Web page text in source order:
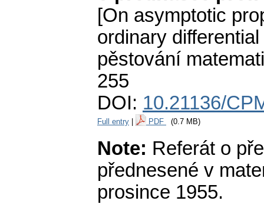
[On asymptotic
ordinary
pěstování
255
DOI: 10.21136/
Full entry PDF (0.7 MB)
Note: Referát o
přednesené v
prosince 1955.